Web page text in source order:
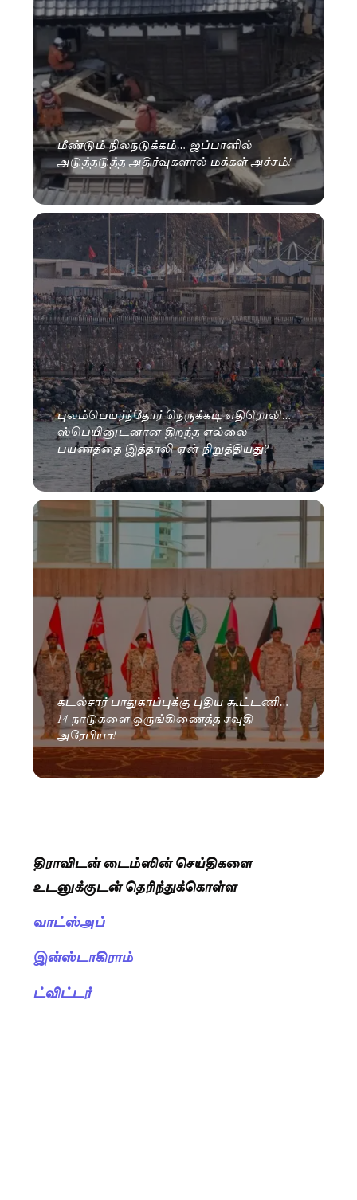
மீண்டும் நிலநடுக்கம்… ஜப்பானில்
அடுத்தடுத்த அதிர்வுகளால் மக்கள் அச்சம்!
புலம்பெயர்ந்தோர் நெருக்கடி எதிரொலி…
ஸ்பெயினுடனான திறந்த எல்லை
பயணத்தை இத்தாலி ஏன் நிறுத்தியது?
கடல்சார் பாதுகாப்புக்கு புதிய கூட்டணி…
14 நாடுகளை ஒருங்கிணைத்த சவுதி
அரேபியா!
திராவிடன் டைம்ஸின் செய்திகளை
உடனுக்குடன் தெரிந்துக்கொள்ள
வாட்ஸ்அப்
இன்ஸ்டாகிராம்
ட்விட்டர்